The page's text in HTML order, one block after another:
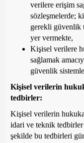
verilere erişim
sözleşmelerde;
gerekli güvenlik
yer vermekte,
Kişisel verilere
sağlamak
güvenlik
Kişisel verilerin
tedbirler:
Kişisel verilerin hukuka
idari ve teknik
şekilde bu tedbirleri